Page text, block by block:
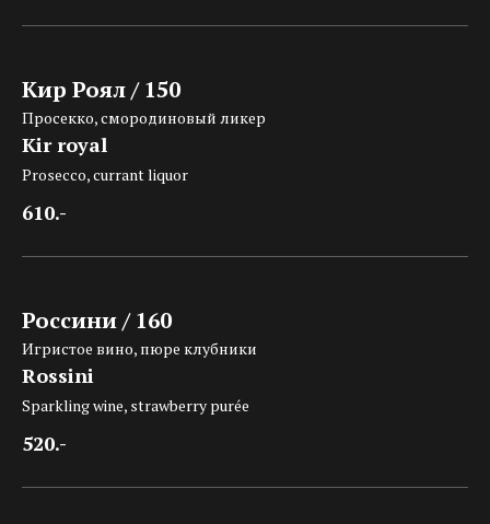
Кир Роял / 150
Просекко, смородиновый ликер
Kir royal
Prosecco, currant liquor
610.-
Россини / 160
Игристое вино, пюре клубники
Rossini
Sparkling wine, strawberry purée
520.-